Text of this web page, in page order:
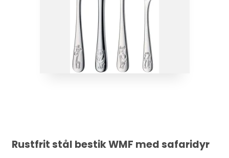
Rustfrit stål bestik WMF med safaridyr